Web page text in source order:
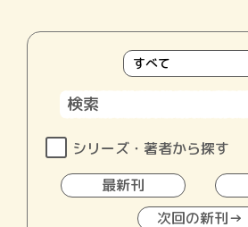
シリーズ・著者から探す
最新刊
次回の新刊→